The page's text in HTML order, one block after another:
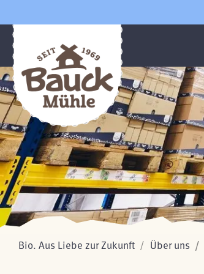
Bio. Aus Liebe zur Zukunft Über uns